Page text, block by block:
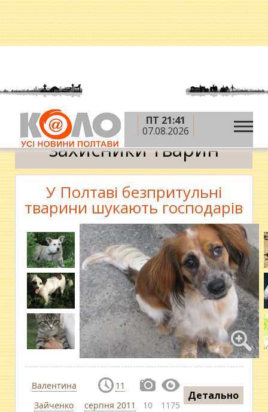
ПТ 21:41
07.08.2026
Головна » захисники тварин
захисники тварин
У Полтаві безпритульні
тварини шукають господарів
Валентина
Зайченко
11
серпня 2011
10 1175
Детально